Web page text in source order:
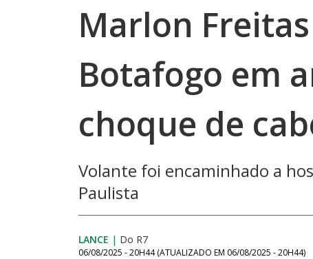
Marlon
Botafogo em
choque de
Volante foi encaminhado a
Paulista
LANCE | Do R7
06/08/2025 - 20H44 (ATUALIZADO EM 06/08/2025 - 20H44)